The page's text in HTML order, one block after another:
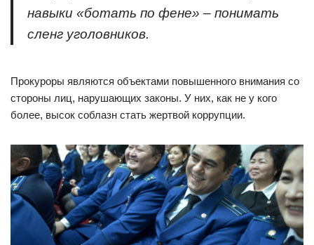
навыки «ботать по фене» – понимать
сленг уголовников.
Прокуроры являются объектами повышенного внимания со
стороны лиц, нарушающих законы. У них, как не у кого
более, высок соблазн стать жертвой коррупции.